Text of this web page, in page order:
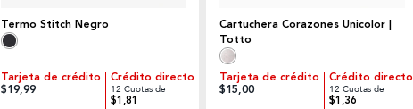
Termo Stitch Negro
Tarjeta de crédito
$19,99
Crédito directo
12 Cuotas de
$1,81
Cartuchera Corazones Unicolor |
Totto
Tarjeta de crédito
$15,00
Crédito directo
12 Cuotas de
$1,36